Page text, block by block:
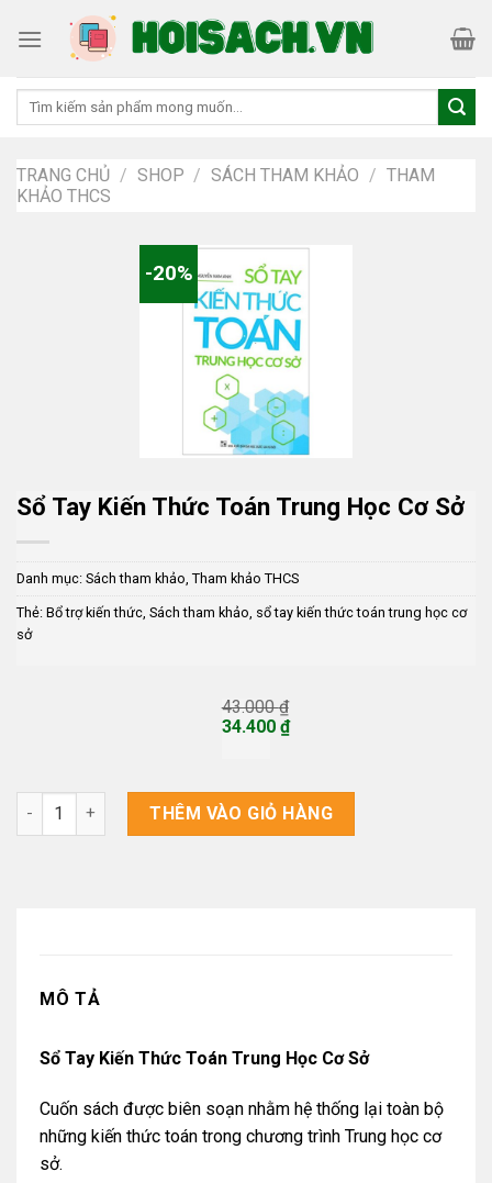
Tìm
TRANG CHỦ / SHOP / SÁCH THAM KHẢO / THAM
KHẢO THCS
-20%
Sổ Tay Kiến Thức Toán Trung Học Cơ Sở
Danh mục: Sách tham khảo, Tham khảo THCS
Thẻ: Bổ trợ kiến thức, Sách tham khảo, sổ tay kiến thức toán trung học cơ
sở
43.000₫
Giá
34.400 ₫
là:
34.400 ₫.
Sổ Tay Kiến Thức Toán Trung Học Cơ Sở số lượng
THÊM VÀO GIỎ HÀNG
MÔ TẢ
Sổ Tay Kiến Thức Toán Trung Học Cơ Sở
Cuốn sách được biên soạn nhằm hệ thống lại toàn bộ
những kiến thức toán trong chương trình Trung học cơ
sở.